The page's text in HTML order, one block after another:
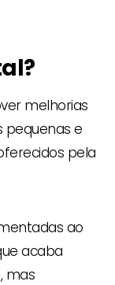
melhorias
pequenas e
pela
ao
acaba
mas